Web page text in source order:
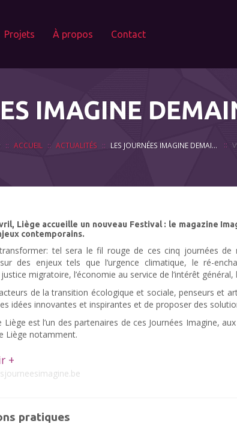
Projets À propos Contact
IMAGINE
ACCUEIL ACTUALITÉS LES JOURNÉES IMAGINE DEMAIN LE MONDE
Liège accueille un nouveau Festival : le magazine
contemporains.
tel sera le fil rouge de ces cinq journées de
sur des enjeux tels que l’urgence climatique, le ré-
migratoire, l’économie au service de l’intérêt
de la transition écologique et sociale, penseurs et
idées innovantes et inspirantes et de proposer des
Liège est l’un des partenaires de ces Journées Imagine,
Liège notamment.
+
pratiques